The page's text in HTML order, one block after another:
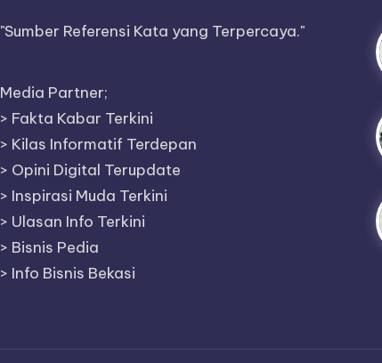
"Sumber Referensi Kata yang Terpercaya."
Media Partner;
> Fakta Kabar Terkini
> Kilas Informatif Terdepan
> Opini Digital Terupdate
> Inspirasi Muda Terkini
> Ulasan Info Terkini
> Bisnis Pedia
> Info Bisnis Bekasi